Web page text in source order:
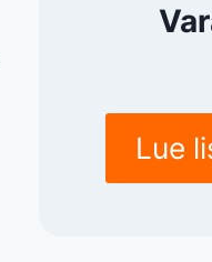
Lue